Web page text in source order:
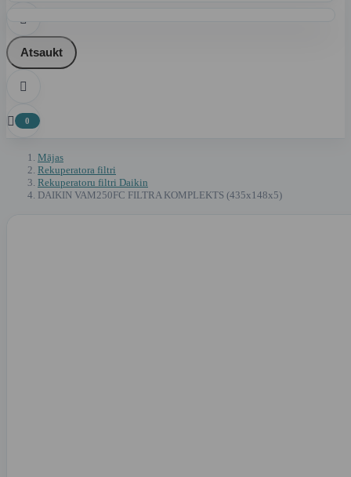

Atsaukt

 0
Mājas
Rekuperatora filtri
Rekuperatoru filtri Daikin
DAIKIN VAM250FC FILTRA KOMPLEKTS (435x148x5)